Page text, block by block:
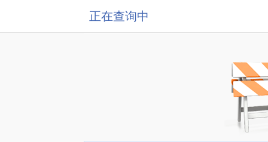
正在查询中